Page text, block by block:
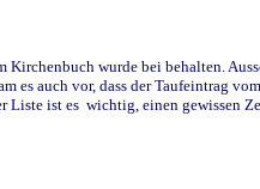
Kirchenbuch wurde bei behalten.
es auch vor, dass der Taufeintrag
Liste ist es wichtig, einen gewissen